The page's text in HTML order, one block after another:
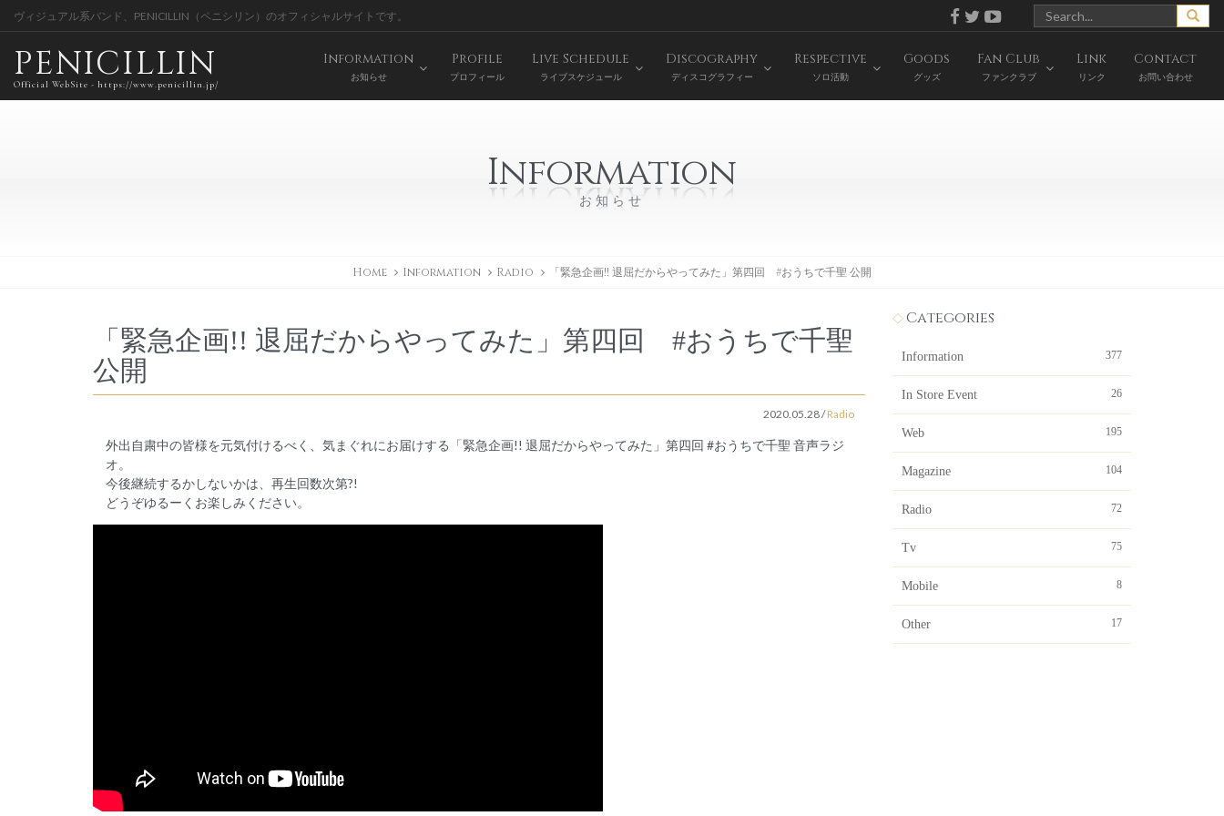
ヴィジュアル系バンド、PENICILLIN（ペニシリン）のオフィシャルサイトです。
PENICILLIN
Official WebSite - https://www.penicillin.jp/
Information
お知らせ
Profile
プロフィール
Live Schedule
ライブスケジュール
Discography
ディスコグラフィー
Respective
ソロ活動
Goods
グッズ
Fan Club
ファンクラブ
Link
リンク
Contact
お問い合わせ
Information
お知らせ
Home Information Radio 「緊急企画!! 退屈だからやってみた」第四回 #おうちで千聖 公開
「緊急企画!! 退屈だからやってみた」第四回 #おうちで千聖
公開
2020.05.28/Radio
外出自粛中の皆様を元気付けるべく、気まぐれにお届けする「緊急企画!! 退屈だからやってみた」第四回 #おうちで千聖 音声ラジ
オ。
今後継続するかしないかは、再生回数次第?!
どうぞゆるーくお楽しみください。
Categories
Information 377
In Store Event 26
Web 195
Magazine 104
Radio 72
Tv 75
Mobile 8
Other 17